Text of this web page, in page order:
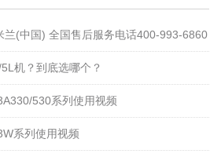
兰(中国) 全国售后服务电话400-993-6860
机？到底选哪个？
530系列使用视频
系列使用视频